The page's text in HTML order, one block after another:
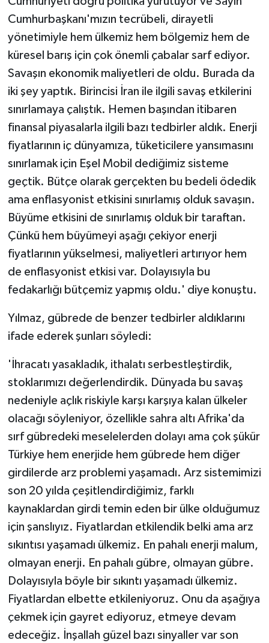
Cumhurbaşkanı'mızın tecrübeli, dirayetli
yönetimiyle hem ülkemiz hem bölgemiz hem de
küresel barış için çok önemli çabalar sarf ediyor.
Savaşın ekonomik maliyetleri de oldu. Burada da
iki şey yaptık. Birincisi İran ile ilgili savaş etkilerini
sınırlamaya çalıştık. Hemen başından itibaren
finansal piyasalarla ilgili bazı tedbirler aldık. Enerji
fiyatlarının iç dünyamıza, tüketicilere yansımasını
sınırlamak için Eşel Mobil dediğimiz sisteme
geçtik. Bütçe olarak gerçekten bu bedeli ödedik
ama enflasyonist etkisini sınırlamış olduk savaşın.
Büyüme etkisini de sınırlamış olduk bir taraftan.
Çünkü hem büyümeyi aşağı çekiyor enerji
fiyatlarının yükselmesi, maliyetleri artırıyor hem
de enflasyonist etkisi var. Dolayısıyla bu
fedakarlığı bütçemiz yapmış oldu.' diye konuştu.
Yılmaz, gübrede de benzer tedbirler aldıklarını
ifade ederek şunları söyledi:
'İhracatı yasakladık, ithalatı serbestleştirdik,
stoklarımızı değerlendirdik. Dünyada bu savaş
nedeniyle açlık riskiyle karşı karşıya kalan ülkeler
olacağı söyleniyor, özellikle sahra altı Afrika'da
sırf gübredeki meselelerden dolayı ama çok şükür
Türkiye hem enerjide hem gübrede hem diğer
girdilerde arz problemi yaşamadı. Arz sistemimizi
son 20 yılda çeşitlendirdiğimiz, farklı
kaynaklardan girdi temin eden bir ülke olduğumuz
için şanslıyız. Fiyatlardan etkilendik belki ama arz
sıkıntısı yaşamadı ülkemiz. En pahalı enerji malum,
olmayan enerji. En pahalı gübre, olmayan gübre.
Dolayısıyla böyle bir sıkıntı yaşamadı ülkemiz.
Fiyatlardan elbette etkileniyoruz. Onu da aşağıya
çekmek için gayret ediyoruz, etmeye devam
edeceğiz. İnşallah güzel bazı sinyaller var son